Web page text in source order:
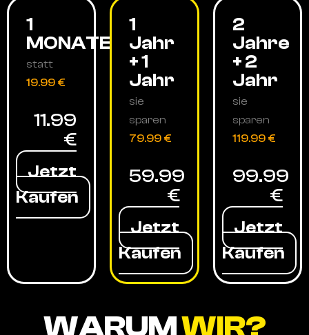
1
MONATE
statt
19.99 €
11.99
€
Jetzt
Kaufen
1
Jahr
+ 1
Jahr
sie
sparen
79.99 €
59.99
€
Jetzt
Kaufen
2
Jahre
+ 2
Jahr
sie
sparen
119.99 €
99.99
€
Jetzt
Kaufen
WARUMWIR?